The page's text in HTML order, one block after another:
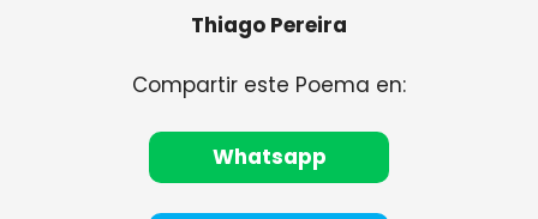
Thiago Pereira
Compartir este Poema en:
Whatsapp